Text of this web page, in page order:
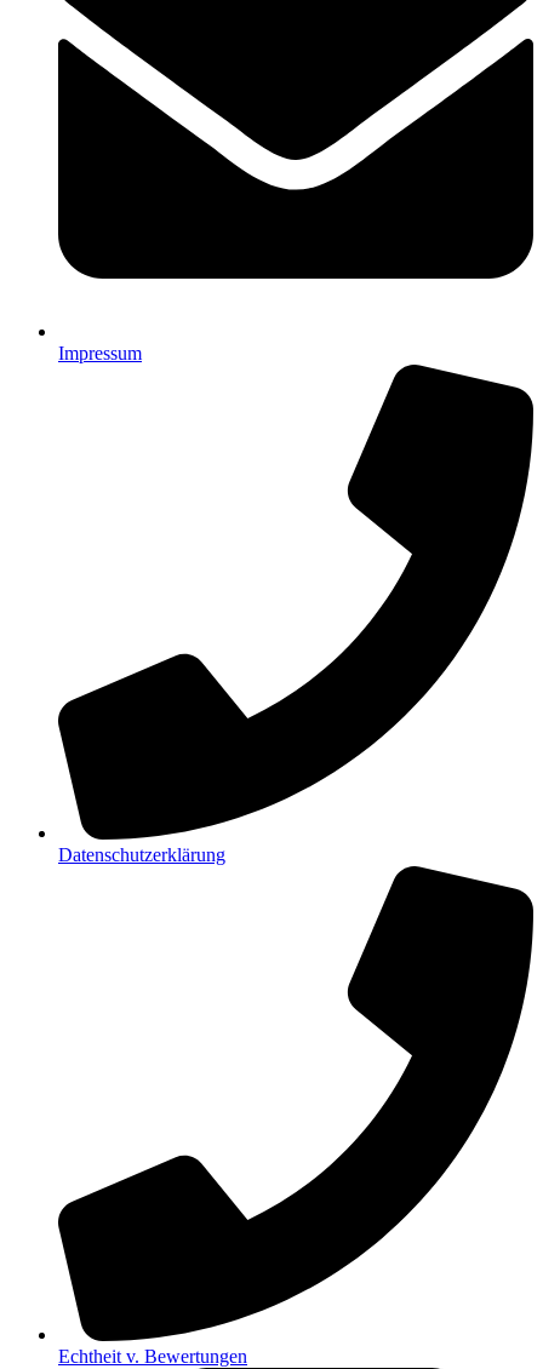
Impressum
Datenschutzerklärung
Echtheit v. Bewertungen